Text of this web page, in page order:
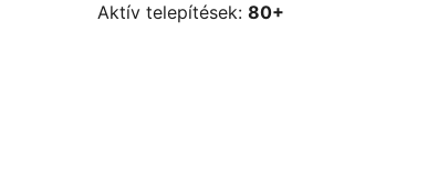
Aktív telepítések: 80+